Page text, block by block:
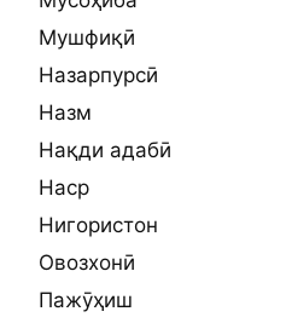
Мушфиқӣ
Назарпурсӣ
Назм
Нақди адабӣ
Наср
Нигористон
Овозхонӣ
Пажӯҳиш